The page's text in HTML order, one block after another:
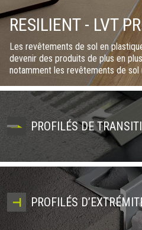
RESILIENT - LVT
Les revêtements de sol en
devenir des produits de plus en
notamment les revêtements de sol
de Luxury Vinyl Tiles (“carreaux de
ressemblent de plus en plus au
produits durables et réalistiques.
présente les finitions et les
aux options de pose les plus
géométries et les perforations des
conçues pour faciliter la pose, pour
différentes combinaisons de
ayant des épaisseurs différentes,
PROFILÉS DE
PROFILÉS